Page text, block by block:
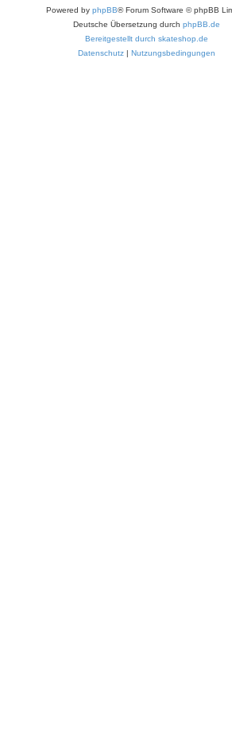
Powered by phpBB® Forum Software © phpBB
Deutsche Übersetzung durch phpBB.de
Bereitgestellt durch skateshop.de
Datenschutz | Nutzungsbedingungen